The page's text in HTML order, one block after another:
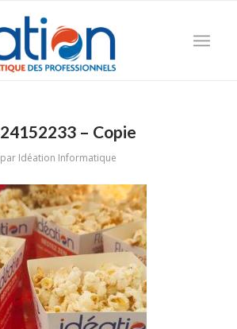
– Copie
par Idéation Informatique